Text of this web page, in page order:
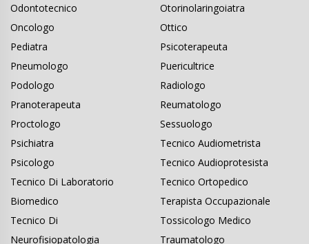
Odontotecnico
Oncologo
Otorinolaringoiatra
Ottico
Pediatra
Pneumologo
Podologo
Pranoterapeuta
Proctologo
Psichiatra
Psicologo
Psicoterapeuta
Puericultrice
Radiologo
Reumatologo
Sessuologo
Tecnico Audiometrista
Tecnico Audioprotesista
Tecnico Di Laboratorio
Biomedico
Tecnico Di
Neurofisiopatologia
Tecnico Ortopedico
Terapista Occupazionale
Tossicologo Medico
Traumatologo